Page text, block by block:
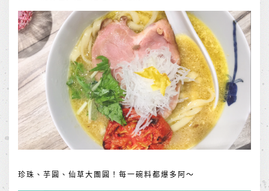
珍珠、芋圓、仙草大團圓！每一碗料都爆多阿～